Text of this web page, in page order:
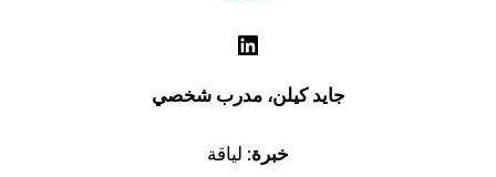
جايد كيلن، مدرب شخصي
خبرة: لياقة